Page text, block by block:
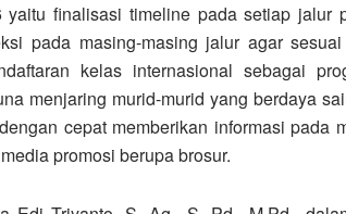
yaitu finalisasi timeline pada setiap jalur
pada masing-masing jalur agar
kelas internasional sebagai
menjaring murid-murid yang berdaya
cepat memberikan informasi pada
promosi berupa brosur.